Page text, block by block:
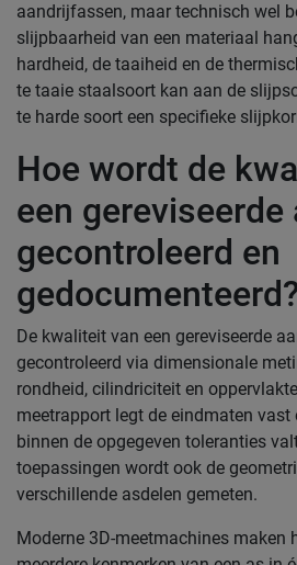
aandrijfassen, maar technisch wel
slijpbaarheid van een materiaal
hardheid, de taaiheid en de
te taaie staalsoort kan aan de
te harde soort een specifieke
Hoe wordt de
een
gecontroleerd en
De kwaliteit van een gereviseerde
gecontroleerd via dimensionale
rondheid, cilindriciteit en
meetrapport legt de eindmaten
binnen de opgegeven toleranties
toepassingen wordt ook de
verschillende asdelen gemeten.
Moderne 3D-meetmachines maken